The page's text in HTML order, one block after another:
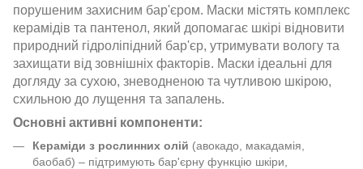
порушеним захисним бар'єром. Маски містять комплекс
керамідів та пантенол, який допомагає шкірі відновити
природний гідроліпідний бар'єр, утримувати вологу та
захищати від зовнішніх факторів. Маски ідеальні для
догляду за сухою, зневодненою та чутливою шкірою,
схильною до лущення та запалень.
Основні активні компоненти:
Кераміди з рослинних олій (авокадо, макадамія,
баобаб) – підтримують бар'єрну функцію шкіри,